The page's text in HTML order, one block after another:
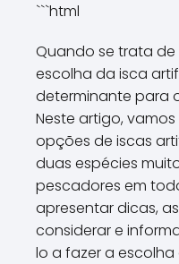
```html
Quando se trata
escolha da isca
determinante para
Neste artigo,
opções de iscas
duas espécies
pescadores em
apresentar dicas,
considerar e
lo a fazer a